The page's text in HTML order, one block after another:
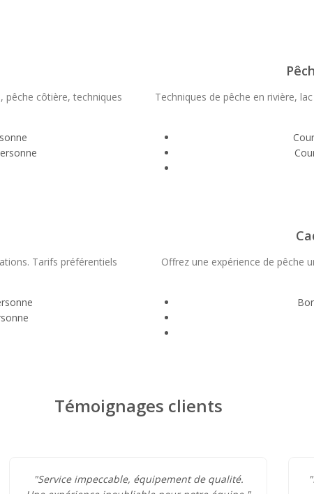
pêche côtière, techniques
Techniques de pêche en rivière,
Tarifs préférentiels
Offrez une expérience de pêche
Témoignages clients
"Service impeccable, équipement de qualité.